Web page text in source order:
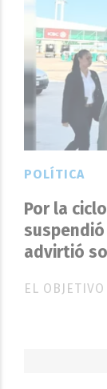
Por la
advirtió
EL OBJETIVO
POLÍTICA